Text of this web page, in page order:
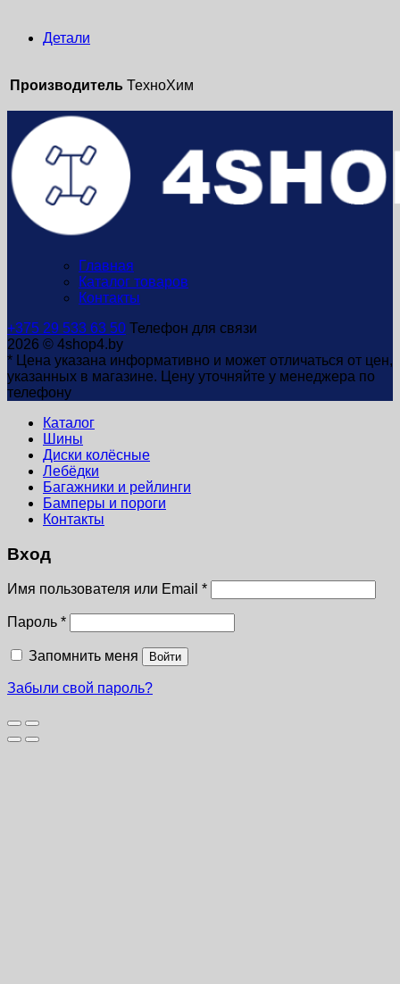
Детали
Производитель ТехноХим
Главная
Каталог товаров
Контакты
+375 29 533 63 50 Телефон для связи
2026 © 4shop4.by
* Цена указана информативно и может отличаться от цен,
указанных в магазине. Цену уточняйте у менеджера по
телефону
Каталог
Шины
Диски колёсные
Лебёдки
Багажники и рейлинги
Бамперы и пороги
Контакты
Вход
Имя пользователя или Email *
Пароль *
Запомнить меня Войти
Забыли свой пароль?